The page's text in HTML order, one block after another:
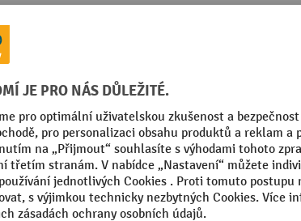
50 mm × 100 bm, transparentní, 36 ks/balení
Pohotovostní hmotnost
Segmentu
Tloušťka
Vlastnosti